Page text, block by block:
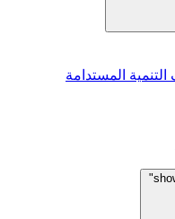
التنمية المستدامة